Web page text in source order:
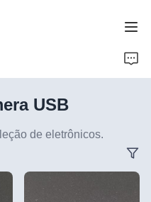
USB
de eletrônicos.